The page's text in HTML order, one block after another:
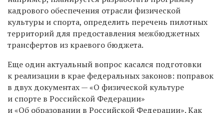
кадрового обеспечения отрасли физической
культуры и спорта, определить перечень пилотных
территорий для предоставления межбюджетных
трансфертов из краевого бюджета.
Еще один актуальный вопрос касался подготовки
к реализации в крае федеральных законов: поправок
в двух документах — «О физической культуре
и спорте в Российской Федерации»
и «Об образовании в Российской Федерации». Как